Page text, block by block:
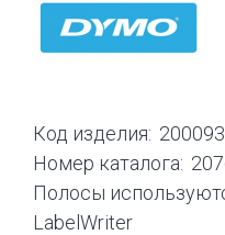
Код изделия:
Номер каталога:
Полосы
LabelWriter